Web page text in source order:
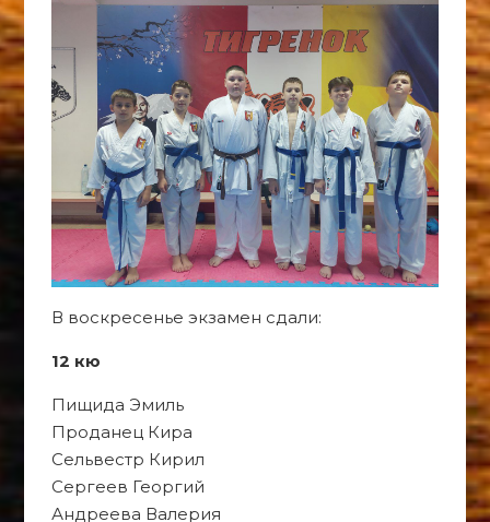
В воскресенье экзамен сдали:
12 кю
Пищида Эмиль
Проданец Кира
Сельвестр Кирил
Сергеев Георгий
Андреева Валерия